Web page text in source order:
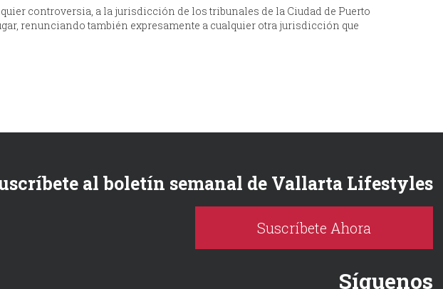
controversia, a la jurisdicción de los tribunales de la Ciudad de Puerto
renunciando también expresamente a cualquier otra jurisdicción que
al boletín semanal de Vallarta Lifestyles
Suscríbete Ahora
Síguenos